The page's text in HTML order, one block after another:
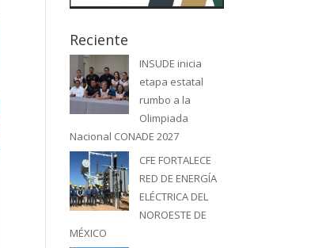
Reciente
INSUDE inicia
etapa estatal
rumbo a la
Olimpiada
Nacional CONADE 2027
CFE FORTALECE
RED DE ENERGÍA
ELÉCTRICA DEL
NOROESTE DE
MÉXICO